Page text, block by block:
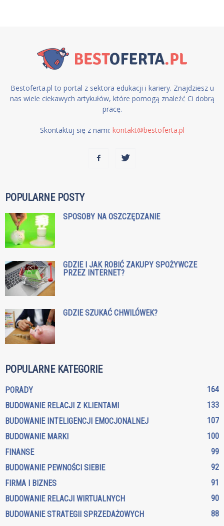
Bestoferta.pl to portal z sektora edukacji i kariery. Znajdziesz u
nas wiele ciekawych artykułów, które pomogą znaleźć Ci dobrą
pracę.
Skontaktuj się z nami: kontakt@bestoferta.pl
POPULARNE POSTY
SPOSOBY NA OSZCZĘDZANIE
GDZIE I JAK ROBIĆ ZAKUPY SPOŻYWCZE
PRZEZ INTERNET?
GDZIE SZUKAĆ CHWILÓWEK?
POPULARNE KATEGORIE
PORADY
164
BUDOWANIE RELACJI Z KLIENTAMI
133
BUDOWANIE INTELIGENCJI EMOCJONALNEJ
107
BUDOWANIE MARKI
100
FINANSE
99
BUDOWANIE PEWNOŚCI SIEBIE
92
FIRMA I BIZNES
91
BUDOWANIE RELACJI WIRTUALNYCH
90
BUDOWANIE STRATEGII SPRZEDAŻOWYCH
88